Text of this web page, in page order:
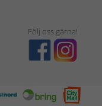
Följ oss gärna!